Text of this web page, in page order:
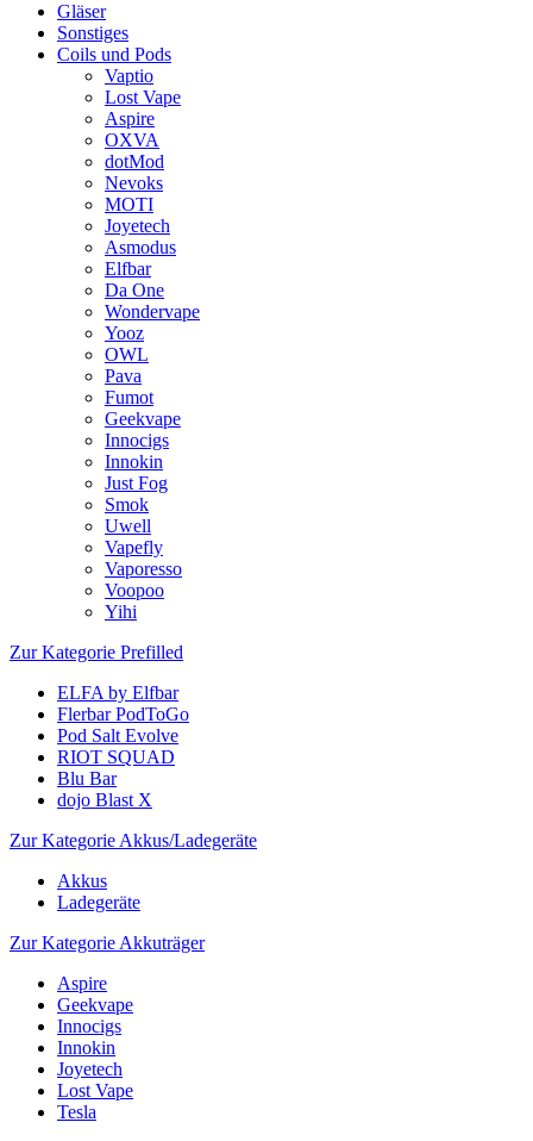
Gläser
Sonstiges
Coils und Pods
Vaptio
Lost Vape
Aspire
OXVA
dotMod
Nevoks
MOTI
Joyetech
Asmodus
Elfbar
Da One
Wondervape
Yooz
OWL
Pava
Fumot
Geekvape
Innocigs
Innokin
Just Fog
Smok
Uwell
Vapefly
Vaporesso
Voopoo
Yihi
Zur Kategorie Prefilled
ELFA by Elfbar
Flerbar PodToGo
Pod Salt Evolve
RIOT SQUAD
Blu Bar
dojo Blast X
Zur Kategorie Akkus/Ladegeräte
Akkus
Ladegeräte
Zur Kategorie Akkuträger
Aspire
Geekvape
Innocigs
Innokin
Joyetech
Lost Vape
Tesla